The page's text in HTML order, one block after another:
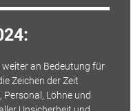
weiter an Bedeutung für
Zeichen der Zeit
Löhne und